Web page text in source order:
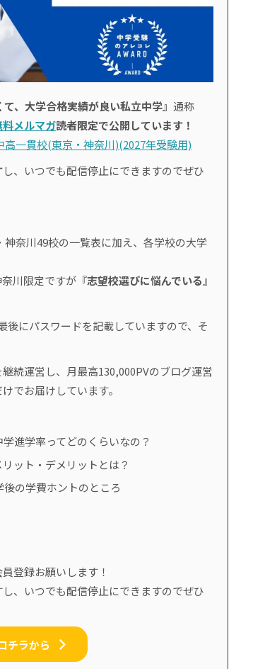
て、大学合格実績が良い私立中学』 通称
料メルマガ読者限定で公開しています！
一貫校(東京・神奈川)(2027年受験用)
し、いつでも配信停止にできますのでぜひ
奈川49校の一覧表に加え、各学校の大学
川限定ですが『志望校選びに悩んでいる 』
後にパスワードを記載していますので、そ
続運営し、月最高130,000PVのブログ運営
でお届けしています。
進学率ってどのくらいなの？
ット・デメリットとは？
の学費ホントのところ
登録お願いします！
、いつでも配信停止にできますのでぜひ
チラから